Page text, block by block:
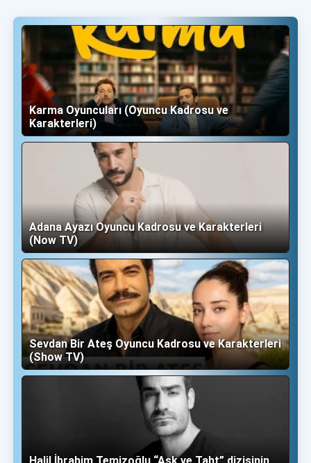
Karma Oyuncuları (Oyuncu Kadrosu ve
Karakterleri)
Adana Ayazı Oyuncu Kadrosu ve Karakterleri
(Now TV)
Sevdan Bir Ateş Oyuncu Kadrosu ve Karakterleri
(Show TV)